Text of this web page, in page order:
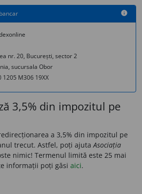
info
nr. 20, București, sector 2
sucursala Obor
1205 M306 19XX
3,5% din impozitul pe
a 3,5% din impozitul pe
trecut. Astfel, poți ajutaAsociația
nimic! Termenul limită este 25 mai
informații poți găsi aici.